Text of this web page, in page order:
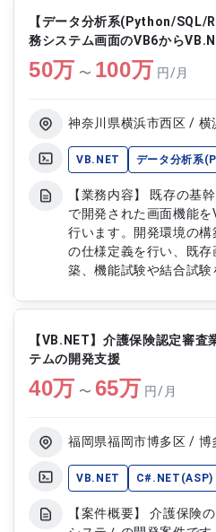
解決や改善対応に取り
す。 【作業内容】 ・住宅メーカー向け基幹システ
ムの解析および改修開
存プログラムの解析、機
データベース処理の解析
合テストの実施および品
【データ分析系(Python/SQL/
務システム画面のVB6から
50万 〜 100万 円/月
神奈川県横浜市西区 / 横
VB.NET データ分析系
【業務内容】 既存の基
で開発された画面機能
行います。開発環境の
の仕様定義を行い、既
築、機能試験や結合試験
す。 【作業内容】 ・VB.NET開発環境の構築と手順
書作成 ・共通機能に関
画面機能のソースコード
規画面の開発（既存画面
の機能試験と既存画面と
オに基づく結合テスト実
顧客対応
【VB.NET】介護保険認定審査
テムの開発支援
40万 〜 65万 円/月
福岡県福岡市博多区 / 博
VB.NET C#.NET(ASP)
【案件概要】 介護保険